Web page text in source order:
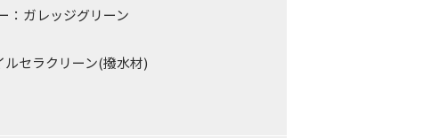
グリーン
ン(撥水材)